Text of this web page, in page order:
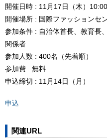
開催日時 : 11月17日（木）
開催場所 : 国際ファッションセ
参加条件 : 自治体首長、教育長
関係者
参加人数 : 400名（先着順）
参加費 : 無料
申込締切 : 11月14日（月）
申込
関連URL